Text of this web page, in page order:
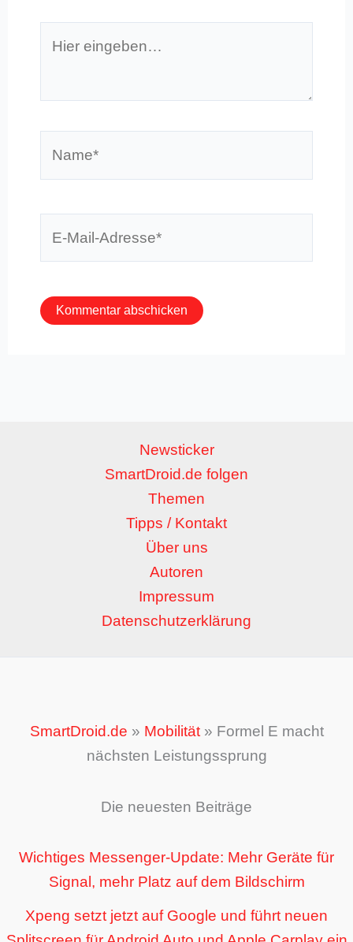
eingeben…
Newsticker
SmartDroid.de folgen
Themen
Tipps / Kontakt
Über uns
Autoren
Impressum
Datenschutzerklärung
SmartDroid.de » Mobilität» Formel E macht
nächsten Leistungssprung
Die neuesten Beiträge
Wichtiges Messenger-Update: Mehr Geräte für
Signal, mehr Platz auf dem Bildschirm
Xpeng setzt jetzt auf Google und führt neuen